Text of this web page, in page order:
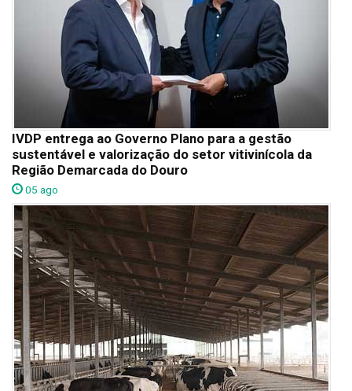
IVDP entrega ao Governo Plano para a gestão
sustentável e valorização do setor vitivinícola da
Região Demarcada do Douro
05 ago